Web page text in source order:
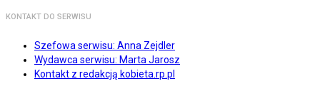
KONTAKT DO SERWISU
Szefowa serwisu: Anna Zejdler
Wydawca serwisu: Marta Jarosz
Kontakt z redakcją kobieta.rp.pl